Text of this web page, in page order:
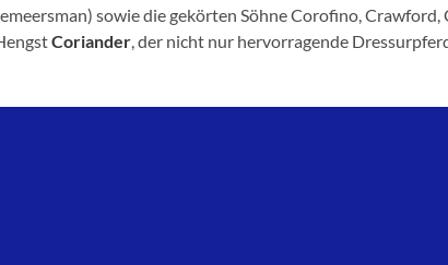
sowie die gekörten Söhne Corofino, Crawford,
Coriander, der nicht nur hervorragende